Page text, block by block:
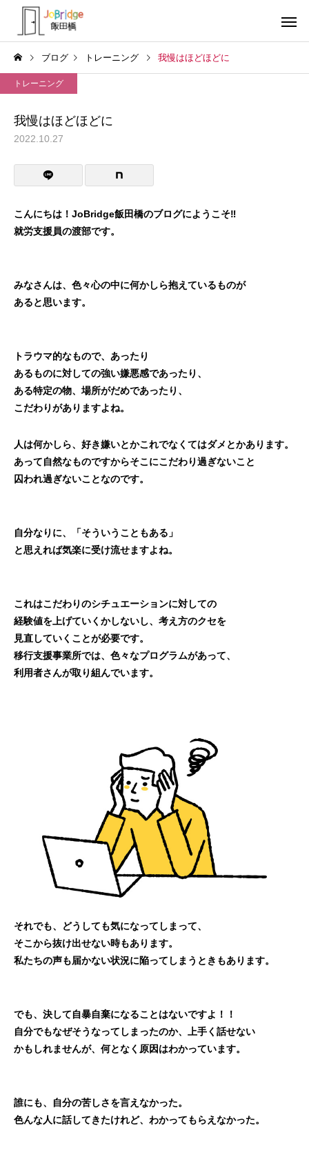
利用者の声
働き続けるための土台 全力禁止のススメ
ブログ トレーニング 我慢はほどほどに
トレーニング
我慢はほどほどに
2022.10.27
こんにちは！JoBridge飯田橋のブログにようこそ‼
就労支援員の渡部です。
みなさんは、色々心の中に何かしら抱えているものが
あると思います。
トラウマ的なもので、あったり
あるものに対しての強い嫌悪感であったり、
ある特定の物、場所がだめであったり、
こだわりがありますよね。
人は何かしら、好き嫌いとかこれでなくてはダメとかあります。
あって自然なものですからそこにこだわり過ぎないこと
囚われ過ぎないことなのです。
自分なりに、「そういうこともある」
と思えれば気楽に受け流せますよね。
これはこだわりのシチュエーションに対しての
経験値を上げていくかしないし、考え方のクセを
見直していくことが必要です。
移行支援事業所では、色々なプログラムがあって、
利用者さんが取り組んでいます。
それでも、どうしても気になってしまって、
そこから抜け出せない時もあります。
私たちの声も届かない状況に陥ってしまうときもあります。
でも、決して自暴自棄になることはないですよ！！
自分でもなぜそうなってしまったのか、上手く話せない
かもしれませんが、何となく原因はわかっています。
誰にも、自分の苦しさを言えなかった。
色んな人に話してきたけれど、わかってもらえなかった。